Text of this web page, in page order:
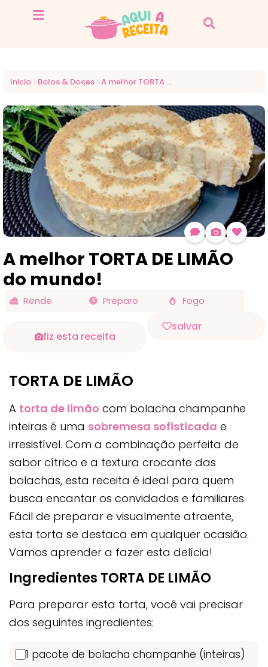
Inicio Bolos & Doces A melhor TORTA DE LIMÃO do mundo!
A melhor TORTA DE LIMÃO
do mundo!
Rende Preparo Fogo
fiz esta receita
salvar
TORTA DE LIMÃO
A torta de limão com bolacha champanhe
inteiras é uma sobremesa sofisticada e
irresistível. Com a combinação perfeita de
sabor cítrico e a textura crocante das
bolachas, esta receita é ideal para quem
busca encantar os convidados e familiares.
Fácil de preparar e visualmente atraente,
esta torta se destaca em qualquer ocasião.
Vamos aprender a fazer esta delícia!
Ingredientes TORTA DE LIMÃO
Para preparar esta torta, você vai precisar
dos seguintes ingredientes:
1 pacote de bolacha champanhe (inteiras)